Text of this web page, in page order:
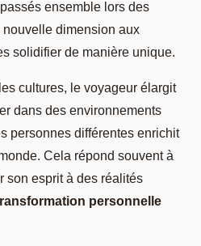
ensemble lors des
dimension aux
solidifier de manière unique.
cultures, le voyageur élargit
dans des environnements
personnes différentes enrichit
Cela répond souvent à
son esprit à des réalités
personnelle